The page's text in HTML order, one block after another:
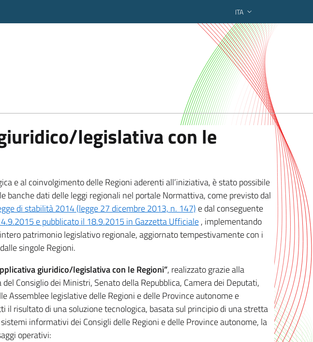
ITA
federato regionale
legislativa con le
e al coinvolgimento delle Regioni aderenti all’iniziativa, è stato possibile
banche dati delle leggi regionali nel portale Normattiva, come previsto dal
di stabilità 2014 (legge 27 dicembre 2013, n. 147) e dal conseguente
e pubblicato il 18.9.2015 in Gazzetta Ufficiale, implementando
patrimonio legislativo regionale, aggiornato tempestivamente con i
singole Regioni.
giuridico/legislativa con le Regioni”, realizzato grazie alla
Consiglio dei Ministri, Senato della Repubblica, Camera dei Deputati,
Assemblee legislative delle Regioni e delle Province autonome e
il risultato di una soluzione tecnologica, basata sul principio di una stretta
informativi dei Consigli delle Regioni e delle Province autonome, la
operativi: